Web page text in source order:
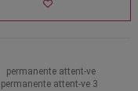
permanente attent-ve
permanente attent-ve 3